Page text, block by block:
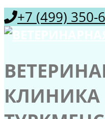
+7 (499) 350-
КЛИНИКА